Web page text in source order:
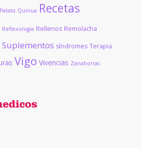
Patata Quinua Recetas
Reflexología Rellenos Remolacha
Suplementos síndromes Terapia
Vigo Vivencias Zanahorias